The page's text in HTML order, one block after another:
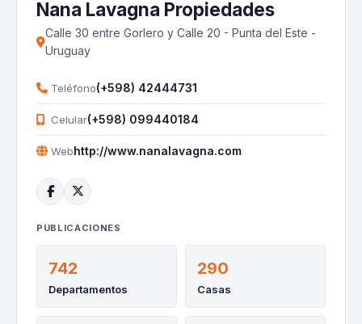
Nana Lavagna Propiedades
Calle 30 entre Gorlero y Calle 20 - Punta del Este -
Uruguay
Teléfono(+598) 42444731
Celular(+598) 099440184
Webhttp://www.nanalavagna.com
PUBLICACIONES
742
Departamentos
290
Casas